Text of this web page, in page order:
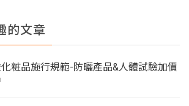
的文章
粧品施行規範-防曬產品&人體試驗加價